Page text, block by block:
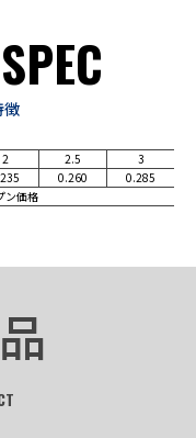
徴
2 2.5
3
0.260
0.285
ン価格